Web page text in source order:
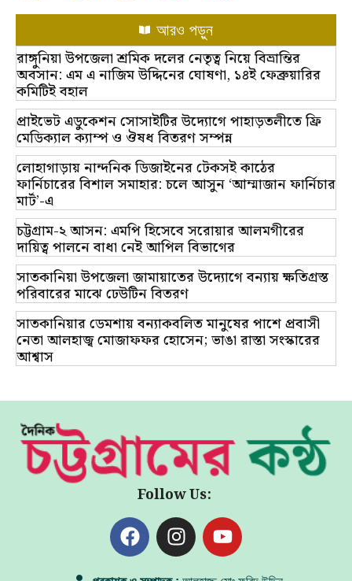
আরও পড়ুন
রাঙ্গুনিয়া উপজেলা শ্রমিক দলের নেতৃত্ব নিয়ে বিভ্রান্তির
অবসান: এম এ নাজিম উদ্দিনের ঘোষণা, ১৪ই ফেব্রুয়ারির
কমিটিই বহাল
প্রাইভেট এডুকেশন সোসাইটির উদ্যোগে পাহাড়তলীতে ফ্রি
মেডিক্যাল ক্যাম্প ও ঔষধ বিতরণ সম্পন্ন
লোহাগাড়ায় নান্দনিক ডিজাইনের টেকসই কাঠের
ফার্নিচারের বিশাল সমাহার: চলে আসুন ‘আম্মাজান ফার্নিচার
মার্ট’-এ
চট্টগ্রাম-২ আসন: এমপি হিসেবে সরোয়ার আলমগীরের
দায়িত্ব পালনে বাধা নেই আপিল বিভাগের
সাতকানিয়া উপজেলা জামায়াতের উদ্যোগে বন্যায় ক্ষতিগ্রস্ত
পরিবারের মাঝে ঢেউটিন বিতরণ
সাতকানিয়ার ডেমশায় বন্যাকবলিত মানুষের পাশে প্রবাসী
নেতা আলহাজ্ব মোজাফফর হোসেন; ভাঙা রাস্তা সংস্কারের
আশ্বাস
Follow Us: